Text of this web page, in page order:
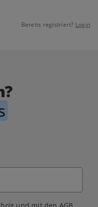
Bereits registriert? Login
und mit den AGB